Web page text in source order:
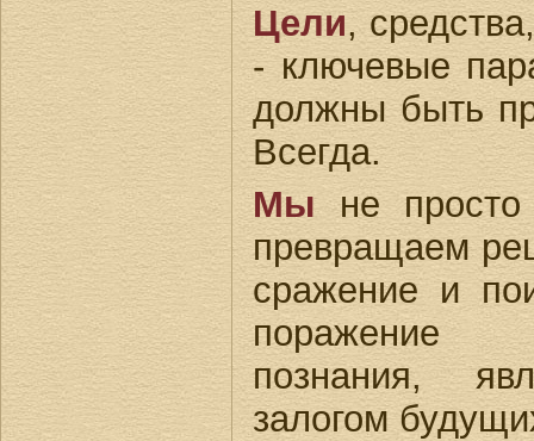
Цели,
- ключевые
должны быть
Всегда.
Мыне просто
превращаем
сражение и
поражение
познания,
залогом